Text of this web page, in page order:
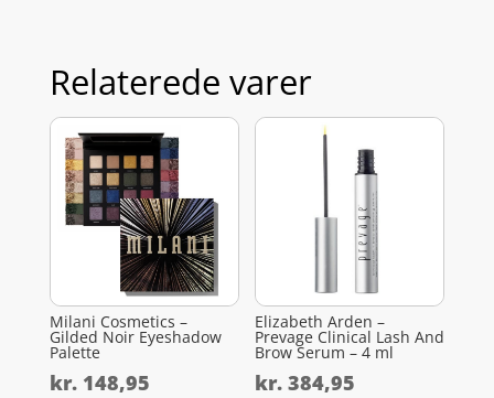
Relaterede varer
Milani Cosmetics –
Gilded Noir Eyeshadow
Palette
kr.148,95
Elizabeth Arden –
Prevage Clinical Lash And
Brow Serum – 4 ml
kr. 384,95